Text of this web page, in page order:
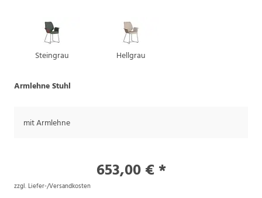
Steingrau Hellgrau
Armlehne Stuhl
mit Armlehne
653,00 € *
zzgl. Liefer-/Versandkosten